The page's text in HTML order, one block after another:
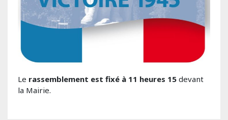
Le rassemblement est fixé à 11 heures 15 devant
la Mairie.